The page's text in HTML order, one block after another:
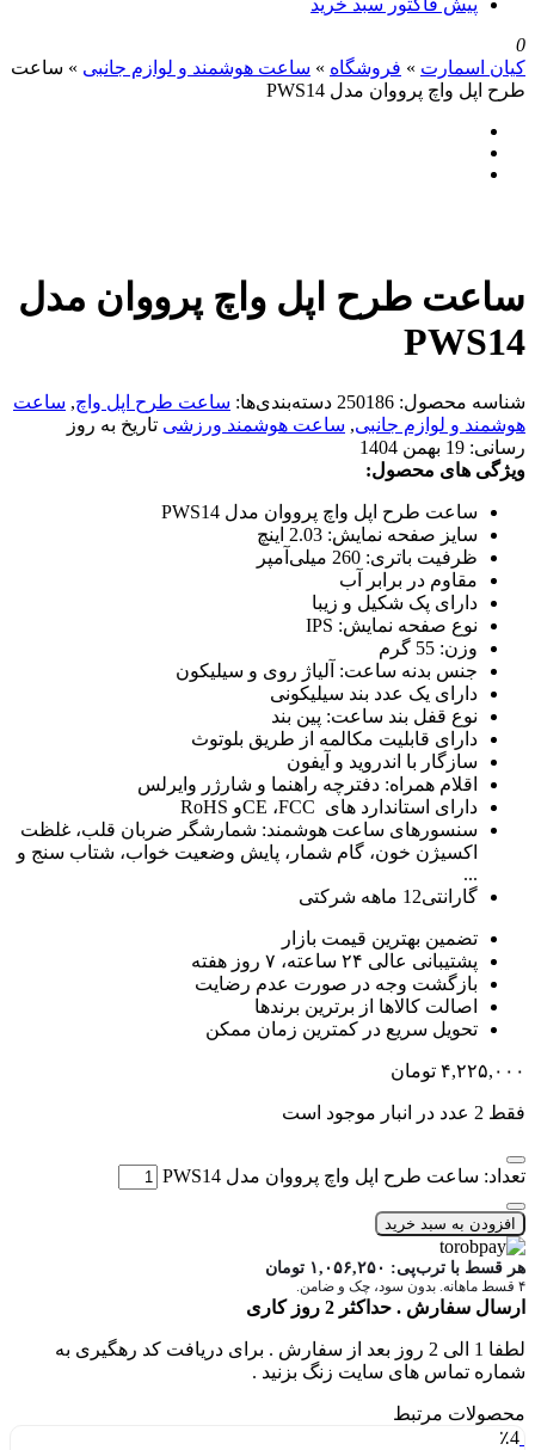
پیش فاکتور سبد خرید
0
کیان اسمارت » فروشگاه » ساعت هوشمند و لوازم جانبی » ساعت
طرح اپل واچ پرووان مدل PWS14
ساعت طرح اپل واچ پرووان مدل
PWS14
شناسه محصول: 250186 دسته‌بندی‌ها: ساعت طرح اپل واچ, ساعت
هوشمند و لوازم جانبی, ساعت هوشمند ورزشی تاریخ به روز
رسانی: 19 بهمن 1404
ویژگی های محصول:
ساعت طرح اپل واچ پرووان مدل PWS14
سایز صفحه نمایش: 2.03 اینچ
ظرفیت باتری: 260 میلی‌آمپر
مقاوم در برابر آب
دارای پک شکیل و زیبا
نوع صفحه نمایش: IPS
وزن: 55 گرم
جنس بدنه ساعت: آلیاژ روی و سیلیکون
دارای یک عدد بند سیلیکونی
نوع قفل بند ساعت: پین بند
دارای قابلیت مکالمه از طریق بلوتوث
سازگار با اندروید و آیفون
اقلام همراه: دفترچه راهنما و شارژر وایرلس
دارای استاندارد های CE ،FCCو RoHS
سنسورهای ساعت هوشمند: شمارشگر ضربان قلب، غلظت
اکسیژن خون، گام شمار، پایش وضعیت خواب، شتاب سنج و
...
گارانتی12 ماهه شرکتی
تضمین بهترین قیمت بازار
پشتیبانی عالی ۲۴ ساعته، ۷ روز هفته
بازگشت وجه در صورت عدم رضایت
اصالت کالاها از برترین برندها
تحویل سریع در کمترین زمان ممکن
۴,۲۲۵,۰۰۰ تومان
فقط 2 عدد در انبار موجود است
تعداد: ساعت طرح اپل واچ پرووان مدل PWS14
افزودن به سبد خرید
هر قسط با ترب‌پی: ۱,۰۵۶,۲۵۰ تومان
۴ قسط ماهانه. بدون سود، چک و ضامن.
ارسال سفارش . حداکثر 2 روز کاری
لطفا 1 الی 2 روز بعد از سفارش . برای دریافت کد رهگیری به
شماره تماس های سایت زنگ بزنید .
محصولات مرتبط
٪4